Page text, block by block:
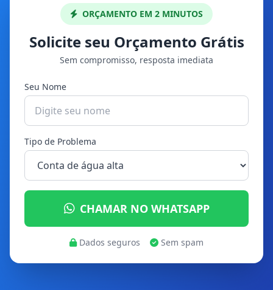
ORÇAMENTO EM 2 MINUTOS
Solicite seu Orçamento Grátis
Sem compromisso, resposta imediata
Seu Nome
Tipo de Problema
CHAMAR NO WHATSAPP
Dados seguros Sem spam